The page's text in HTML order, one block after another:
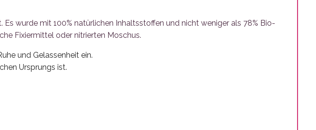
wurde mit 100% natürlichen Inhaltsstoffen und nicht weniger als 78% Bio-
Fixiermittel oder nitrierten Moschus.
und Gelassenheit ein.
Ursprungs ist.